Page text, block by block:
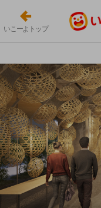
いこーよトップ